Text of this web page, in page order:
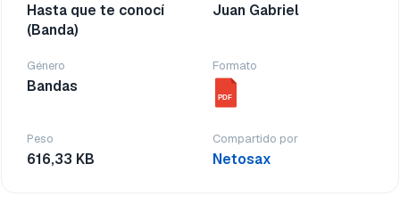
Hasta que te conocí
(Banda)
Juan Gabriel
Género
Bandas
Formato
PDF
Peso
616,33 KB
Compartido por
Netosax